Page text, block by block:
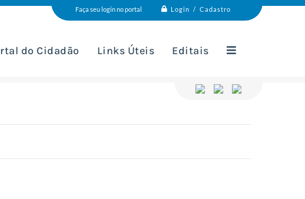
Faça seu login no portal Login / Cadastro
do Cidadão Links Úteis Editais